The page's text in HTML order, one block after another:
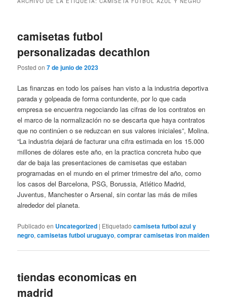
camisetas futbol
personalizadas decathlon
Posted on7 de junio de 2023
Las finanzas en todo los países han visto a la industria deportiva
parada y golpeada de forma contundente, por lo que cada
empresa se encuentra negociando las cifras de los contratos en
el marco de la normalización no se descarta que haya contratos
que no continúen o se reduzcan en sus valores iniciales”, Molina.
“La industria dejará de facturar una cifra estimada en los 15.000
millones de dólares este año, en la practica concreta hubo que
dar de baja las presentaciones de camisetas que estaban
programadas en el mundo en el primer trimestre del año, como
los casos del Barcelona, PSG, Borussia, Atlético Madrid,
Juventus, Manchester o Arsenal, sin contar las más de miles
alrededor del planeta.
Publicado en Uncategorized | Etiquetado camiseta futbol azul y
negro,camisetas futbol uruguayo,comprar camisetas iron maiden
tiendas economicas en
madrid